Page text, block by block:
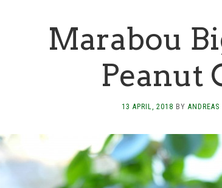
Marabou
Peanut
13 APRIL, 2018 BY